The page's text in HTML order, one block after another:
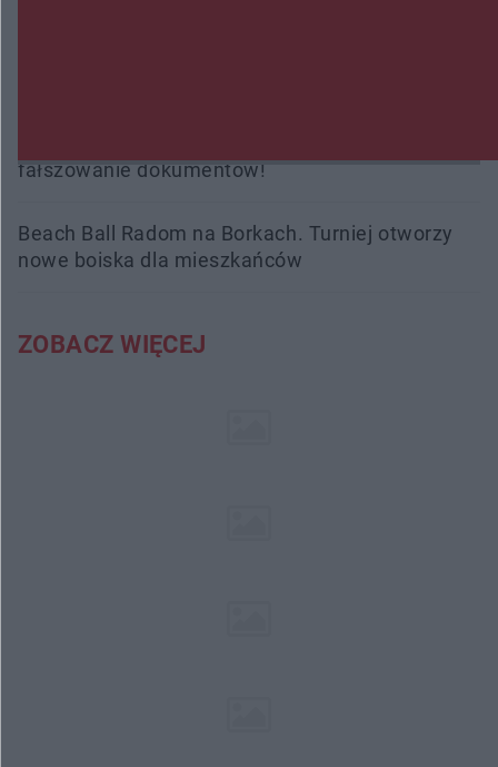
fałszowanie dokumentów!
Beach Ball Radom na Borkach. Turniej otworzy
nowe boiska dla mieszkańców
ZOBACZ WIĘCEJ